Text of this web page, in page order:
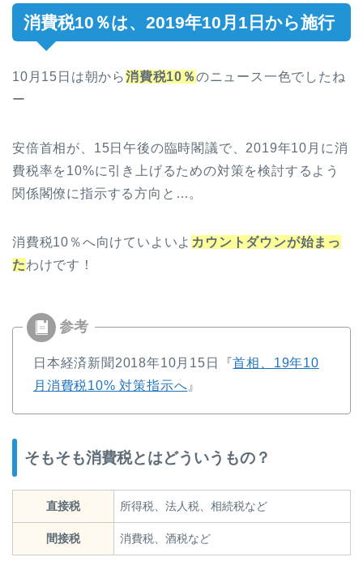
消費税10％は、2019年10月1日から施行
10月15日は朝から消費税10％のニュース一色でしたね
ー
安倍首相が、15日午後の臨時閣議で、2019年10月に消
費税率を10%に引き上げるための対策を検討するよう
関係閣僚に指示する方向と…。
消費税10％へ向けていよいよ カウントダウンが始まっ
たわけです！
日本経済新聞2018年10月15日『首相、19年10
月消費税10% 対策指示へ 』
そもそも消費税とはどういうもの？
直接税 所得税、法人税、相続税など
間接税 消費税、酒税など